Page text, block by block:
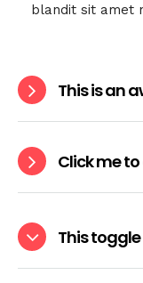
blandit sit amet
This is an
Click me
This